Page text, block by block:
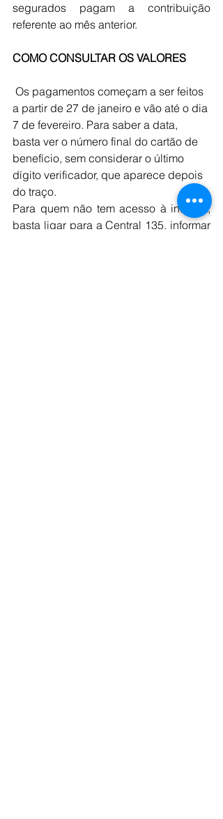
segurados pagam a contribuição
referente ao mês anterior.
COMO CONSULTAR OS VALORES
a partir de 27 de janeiro e vão até o dia
7 de fevereiro. Para saber a data,
basta ver o número final do cartão de
benefício, sem considerar o último
dígito verificador, que aparece depois
do traço.
Para quem não tem acesso à internet,
basta ligar para a Central 135, informar